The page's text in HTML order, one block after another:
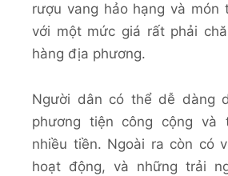
rượu vang hảo hạng và món
với một mức giá rất phải
hàng địa phương.
Người dân có thể dễ dàng
phương tiện công cộng và
nhiều tiền. Ngoài ra còn có
hoạt động, và những trải